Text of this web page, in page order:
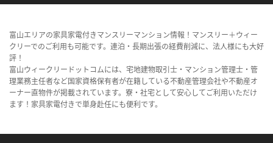
富山エリアの家具家電付きマンスリーマンション情報！マンスリー＋ウィー
クリーでのご利用も可能です。連泊・長期出張の経費削減に、法人様にも大好
評！
富山ウィークリードットコムには、宅地建物取引士・マンション管理士・管
理業務主任者など国家資格保有者が在籍している不動産管理会社や不動産オ
ーナー直物件が掲載されています。寮・社宅として安心してご利用いただけ
ます！家具家電付きで単身赴任にも便利です。